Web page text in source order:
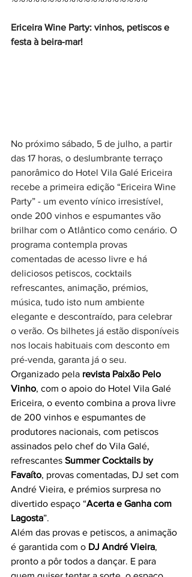
Ericeira Wine Party: vinhos, petiscos e
festa à beira-mar!
No próximo sábado, 5 de julho, a partir
das 17 horas, o deslumbrante terraço
panorâmico do Hotel Vila Galé Ericeira
recebe a primeira edição “Ericeira Wine
Party” - um evento vínico irresistível,
onde 200 vinhos e espumantes vão
brilhar com o Atlântico como cenário. O
programa contempla provas
comentadas de acesso livre e há
deliciosos petiscos, cocktails
refrescantes, animação, prémios,
música, tudo isto num ambiente
elegante e descontraído, para celebrar
o verão. Os bilhetes já estão disponíveis
nos locais habituais com desconto em
pré-venda, garanta já o seu.
Organizado pela revista Paixão Pelo
Vinho, com o apoio do Hotel Vila Galé
Ericeira, o evento combina a prova livre
de 200 vinhos e espumantes de
produtores nacionais, com petiscos
assinados pelo chef do Vila Galé,
refrescantes Summer Cocktails by
Favaíto, provas comentadas, DJ set com
André Vieira, e prémios surpresa no
divertido espaço “Acerta e Ganha com
Lagosta”.
Além das provas e petiscos, a animação
é garantida com o DJ André Vieira,
pronto a pôr todos a dançar. E para